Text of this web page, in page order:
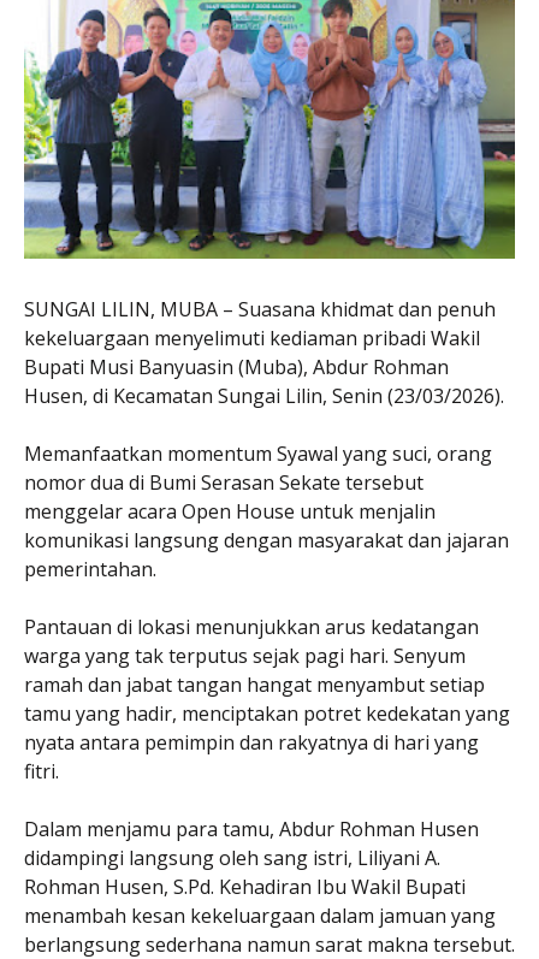
SUNGAI LILIN, MUBA – Suasana khidmat dan penuh
kekeluargaan menyelimuti kediaman pribadi Wakil
Bupati Musi Banyuasin (Muba), Abdur Rohman
Husen, di Kecamatan Sungai Lilin, Senin (23/03/2026).
Memanfaatkan momentum Syawal yang suci, orang
nomor dua di Bumi Serasan Sekate tersebut
menggelar acara Open House untuk menjalin
komunikasi langsung dengan masyarakat dan jajaran
pemerintahan.
Pantauan di lokasi menunjukkan arus kedatangan
warga yang tak terputus sejak pagi hari. Senyum
ramah dan jabat tangan hangat menyambut setiap
tamu yang hadir, menciptakan potret kedekatan yang
nyata antara pemimpin dan rakyatnya di hari yang
fitri.
Dalam menjamu para tamu, Abdur Rohman Husen
didampingi langsung oleh sang istri, Liliyani A.
Rohman Husen, S.Pd. Kehadiran Ibu Wakil Bupati
menambah kesan kekeluargaan dalam jamuan yang
berlangsung sederhana namun sarat makna tersebut.